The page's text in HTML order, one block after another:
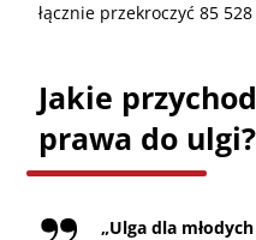
łącznie przekroczyć 85 528
Jakie
prawa do ulgi?
„Ulga dla